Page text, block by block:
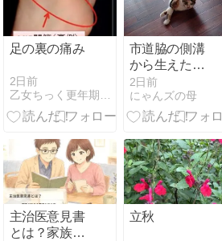
足の裏の痛み
2日前
市道脇の側溝
から生えた
草。その処理
をするのは住
民？
2日前
にゃんズの母
主治医意見書
とは？家族が
立秋